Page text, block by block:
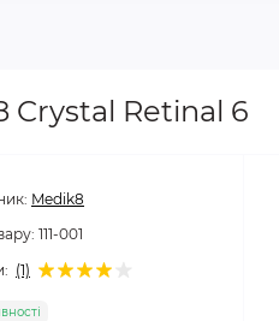
Crystal Retinal 6
Medik8
111-001
(1)